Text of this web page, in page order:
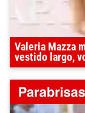
Valeria Mazza
vestido largo,